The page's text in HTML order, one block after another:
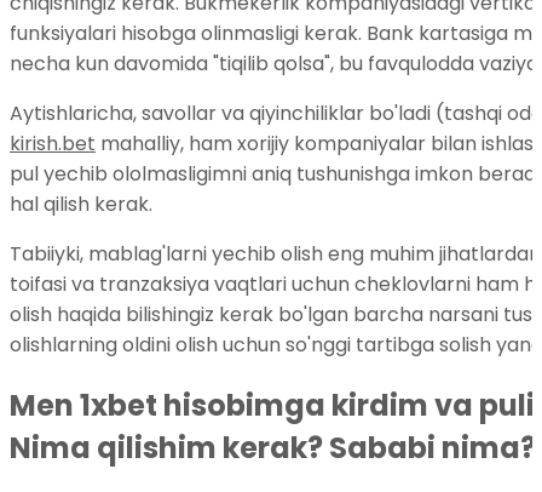
funksiyalari hisobga olinmasligi kerak. Bank kartasiga
necha kun davomida "tiqilib qolsa", bu favqulodda
Aytishlaricha, savollar va qiyinchiliklar bo'ladi (tashqi
kirish.bet mahalliy, ham xorijiy kompaniyalar bilan
pul yechib ololmasligimni aniq tushunishga imkon
hal qilish kerak.
Tabiiyki, mablag'larni yechib olish eng muhim
toifasi va tranzaksiya vaqtlari uchun cheklovlarni ham
olish haqida bilishingiz kerak bo'lgan barcha narsani
olishlarning oldini olish uchun so'nggi tartibga solish
Men 1xbet hisobimga kirdim va
Nima qilishim kerak? Sababi nima?